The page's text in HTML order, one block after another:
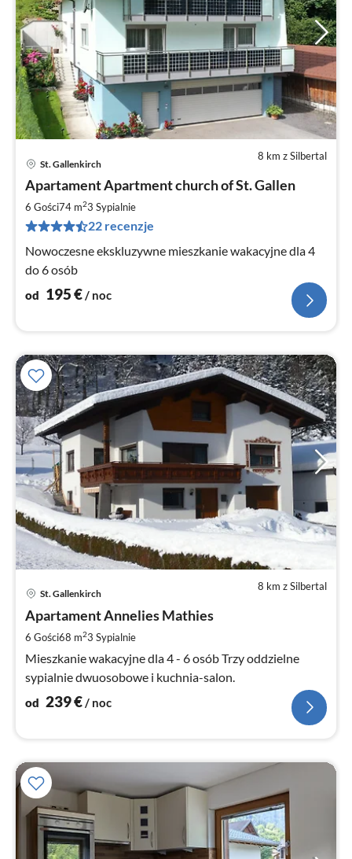
8 km z Silbertal
St. Gallenkirch
Apartament Apartment church of St. Gallen
6 Gości74 m23 Sypialnie
22 recenzje
Nowoczesne ekskluzywne mieszkanie wakacyjne dla 4
do 6 osób
od 195€/ noc
8 km z Silbertal
St. Gallenkirch
Apartament Annelies Mathies
6 Gości68 m23 Sypialnie
Mieszkanie wakacyjne dla 4 - 6 osób Trzy oddzielne
sypialnie dwuosobowe i kuchnia-salon.
od 239€ / noc